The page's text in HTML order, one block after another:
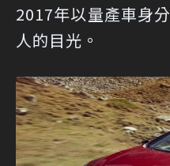
2017年以量產車身
人的目光。